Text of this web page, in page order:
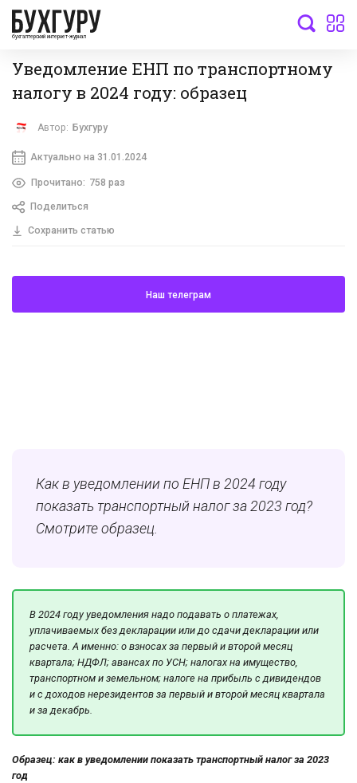
бухгалтерский интернет-журнал
Уведомление ЕНП по транспортному
налогу в 2024 году: образец
Автор: Бухгуру
Актуально на 31.01.2024
Прочитано: 758 раз
Поделиться
Сохранить статью
Наш телеграм
Как в уведомлении по ЕНП в 2024 году
показать транспортный налог за 2023 год?
Смотрите образец.
В 2024 году уведомления надо подавать о платежах,
уплачиваемых без декларации или до сдачи декларации или
расчета. А именно: о взносах за первый и второй месяц
квартала; НДФЛ; авансах по УСН; налогах на имущество,
транспортном и земельном; налоге на прибыль с дивидендов
и с доходов нерезидентов за первый и второй месяц квартала
и за декабрь.
Образец: как в уведомлении показать транспортный налог за 2023
год